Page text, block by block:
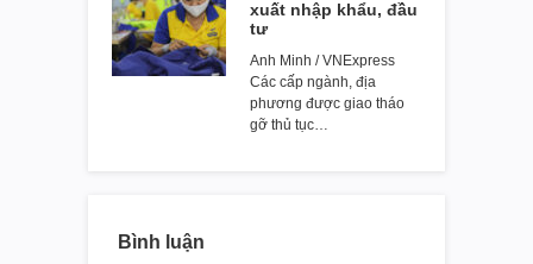
xuất nhập khẩu, đầu
tư
Anh Minh / VNExpress
Các cấp ngành, địa
phương được giao tháo
gỡ thủ tục…
Bình luận